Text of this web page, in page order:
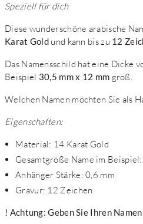
Speziell für dich
Diese wunderschöne arabische
Karat Gold und kann bis zu 12
Das Namensschild hat eine Dicke
Beispiel 30,5 mm x 12 mm groß.
Welchen Namen möchten Sie als
Eigenschaften:
Material: 14 Karat Gold
Gesamtgröße Name im
Anhänger Stärke: 0,6 mm
Gravur: 12 Zeichen
! Achtung: Geben Sie Ihren